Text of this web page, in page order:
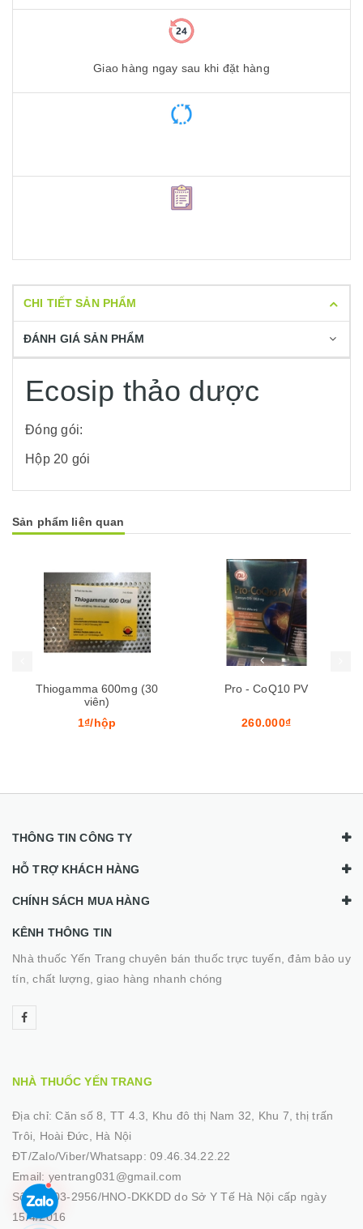
Giao hàng ngay sau khi đặt hàng
CHI TIẾT SẢN PHẨM
ĐÁNH GIÁ SẢN PHẨM
Ecosip thảo dược
Đóng gói:
Hộp 20 gói
Sản phẩm liên quan
600mg (30
Pro - CoQ10 PV
Mua hàng Mua hàng
THÔNG TIN CÔNG TY
HỖ TRỢ KHÁCH HÀNG
CHÍNH SÁCH MUA HÀNG
KÊNH THÔNG TIN
Nhà thuốc Yến Trang chuyên bán thuốc trực tuyến, đảm bảo uy
tín, chất lượng, giao hàng nhanh chóng
NHÀ THUỐC YẾN TRANG
Địa chỉ:Căn số 8, TT 4.3, Khu đô thị Nam 32, Khu 7, thị trấn
Trôi, Hoài Đức, Hà Nội
ĐT/Zalo/Viber/Whatsapp: 09.46.34.22.22
Email: yentrang031@gmail.com
Số GP:03-2956/HNO-DKKDD do Sở Y Tế Hà Nội cấp ngày
15/4/2016